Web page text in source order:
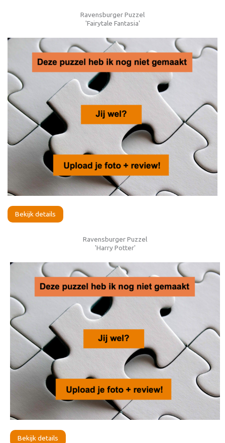
Ravensburger Puzzel
'Fairytale Fantasia'
Bekijk details
Ravensburger Puzzel
'Harry Potter'
Bekijk details